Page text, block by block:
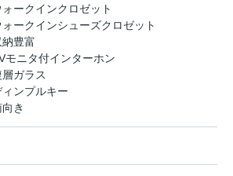
ォークインクロゼット
ォークインシューズクロゼット
納豊富
モニタ付インターホン
層ガラス
ィンプルキー
き